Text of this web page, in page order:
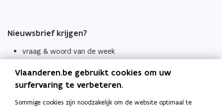
Nieuwsbrief krijgen?
vraag & woord van de week
Schrijf je in
Thema's
Vlaanderen.be gebruikt cookies om uw
surfervaring te verbeteren.
Sommige cookies zijn noodzakelijk om de website optimaal te